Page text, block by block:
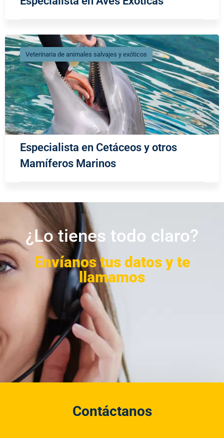
Veterinaria de animales salvajes y exóticos
Especialista en Cetáceos y otros
Mamíferos Marinos
¿Lo tienes todo claro?
Envíanos tus datos y te
llamamos
Contáctanos